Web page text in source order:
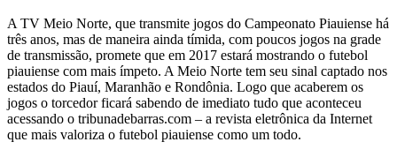
A TV Meio Norte, que transmite jogos do Campeonato Piauiense há
três anos, mas de maneira ainda tímida, com poucos jogos na grade
de transmissão, promete que em 2017 estará mostrando o futebol
piauiense com mais ímpeto. A Meio Norte tem seu sinal captado nos
estados do Piauí, Maranhão e Rondônia. Logo que acaberem os
jogos o torcedor ficará sabendo de imediato tudo que aconteceu
acessando o tribunadebarras.com – a revista eletrônica da Internet
que mais valoriza o futebol piauiense como um todo.